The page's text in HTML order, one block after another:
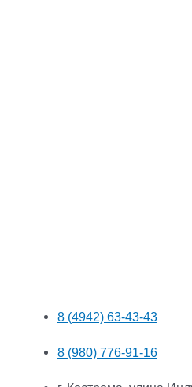
8 (4942) 63-43-43
8 (980) 776-91-16